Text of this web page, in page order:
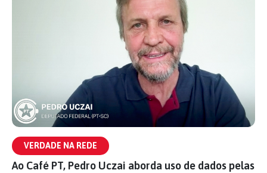
VERDADE NA REDE
Ao Café PT, Pedro Uczai aborda uso de dados pelas